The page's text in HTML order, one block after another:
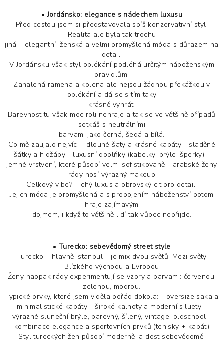
•Jordánsko: elegance s nádechem luxusu
Před cestou jsem si představovala spíš konzervativní styl.
Realita ale byla tak trochu
jiná – elegantní, ženská a velmi promyšlená móda s důrazem na
detail.
V Jordánsku však styl oblékání podléhá určitým náboženským
pravidlům.
Zahalená ramena a kolena ale nejsou žádnou překážkou v
oblékání a dá se s tím taky
krásně vyhrát.
Barevnost tu však moc roli nehraje a tak se ve většině případů
setkáš s neutrálními
barvami jako černá, šedá a bílá.
Co mě zaujalo nejvíc: - dlouhé šaty a krásné kabáty - sladěné
šátky a hidžáby - luxusní doplňky (kabelky, brýle, šperky) -
jemné vrstvení, které působí velmi sofistikovaně - arabské ženy
rády nosí výrazný makeup
Celkový vibe? Tichý luxus a obrovský cit pro detail.
Jejich móda je promyšlená a s propojením náboženství potom
hraje zajímavým
dojmem, i když to většině lidí tak vůbec nepřijde.
• Turecko: sebevědomý street style
Turecko – hlavně Istanbul – je mix dvou světů. Mezi světy
Blízkého východu a Evropou
Ženy naopak rády experimentují se vzory a barvami: červenou,
zelenou, modrou.
Typické prvky, které jsem viděla pořád dokola: - oversize saka a
minimalistické kabáty - široké kalhoty a moderní siluety -
výrazné sluneční brýle, barevný, šílený, vintage, oldschool -
kombinace elegance a sportovních prvků (tenisky + kabát)
Styl tureckých žen působí moderně, a dost sebevědomě.